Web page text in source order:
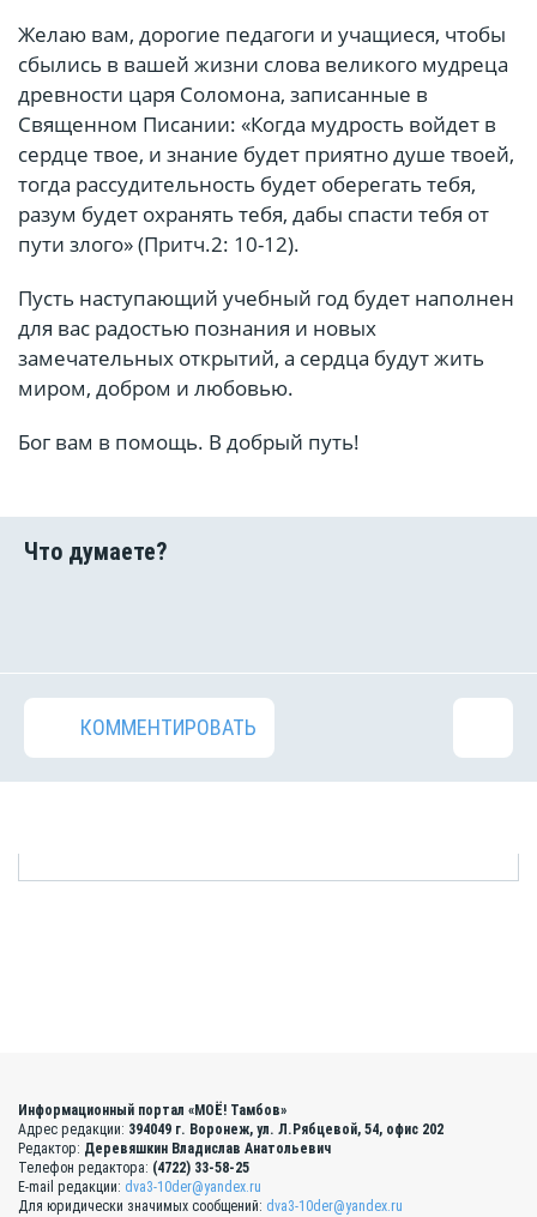
Желаю вам, дорогие педагоги и учащиеся, чтобы
сбылись в вашей жизни слова великого мудреца
древности царя Соломона, записанные в
Священном Писании: «Когда мудрость войдет в
сердце твое, и знание будет приятно душе твоей,
тогда рассудительность будет оберегать тебя,
разум будет охранять тебя, дабы спасти тебя от
пути злого» (Притч.2: 10-12).
Пусть наступающий учебный год будет наполнен
для вас радостью познания и новых
замечательных открытий, а сердца будут жить
миром, добром и любовью.
Бог вам в помощь. В добрый путь!
КОММЕНТИРОВАТЬ
Информационный портал «МОЁ! Тамбов»
Адрес редакции: 394049 г. Воронеж, ул. Л.Рябцевой, 54, офис 202
Редактор: Деревяшкин Владислав Анатольевич
Телефон редактора: (4722) 33-58-25
E-mail редакции: dva3-10der@yandex.ru
Для юридически значимых сообщений: dva3-10der@yandex.ru